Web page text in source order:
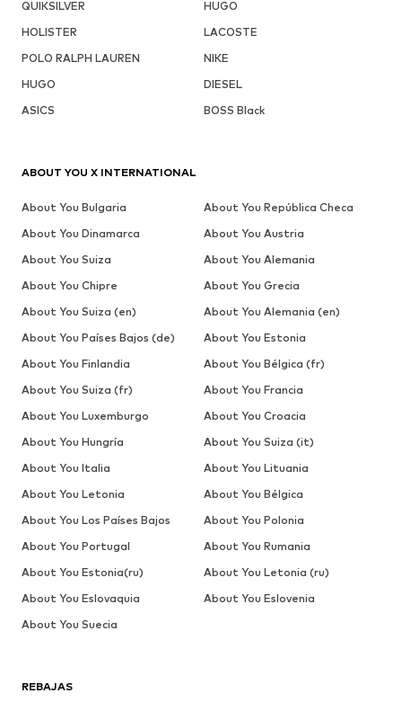
QUIKSILVER
HUGO
HOLISTER
LACOSTE
POLO RALPH LAUREN
NIKE
HUGO
DIESEL
ASICS
BOSS Black
REBAJAS
ABOUT YOU X INTERNATIONAL
About You Bulgaria
About You República Checa
About You Dinamarca
About You Austria
About You Suiza
About You Alemania
About You Chipre
About You Grecia
About You Suiza (en)
About You Alemania (en)
About You Países Bajos (de)
About You Estonia
About You Finlandia
About You Bélgica (fr)
About You Suiza (fr)
About You Francia
About You Luxemburgo
About You Croacia
About You Hungría
About You Suiza (it)
About You Italia
About You Lituania
About You Letonia
About You Bélgica
About You Los Países Bajos
About You Polonia
About You Portugal
About You Rumania
About You Estonia(ru)
About You Letonia (ru)
About You Eslovaquia
About You Eslovenia
About You Suecia